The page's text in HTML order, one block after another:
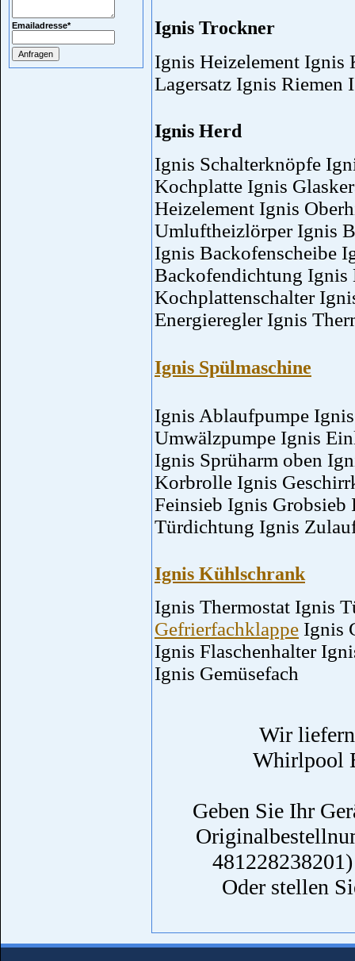
Emailadresse* Ignis Trockner
Ignis Heizelement
Lagersatz Ignis
Ignis Herd
Ignis Schalterknöpfe
Kochplatte Ignis
Heizelement Ignis
Umluftheizlörper Ignis
Ignis Backofenscheibe
Backofendichtung Ignis
Kochplattenschalter
Energieregler Ignis
Ignis Spülmaschine
Ignis Ablaufpumpe
Umwälzpumpe Ignis
Ignis Sprüharm oben
Korbrolle Ignis
Feinsieb Ignis
Türdichtung Ignis
Ignis Kühlschrank
Ignis Thermostat Ignis
Gefrierfachklappe Ignis
Ignis Flaschenhalter
Ignis Gemüsefach
Wir
Whirlpool
Geben Sie Ihr
Oder stellen